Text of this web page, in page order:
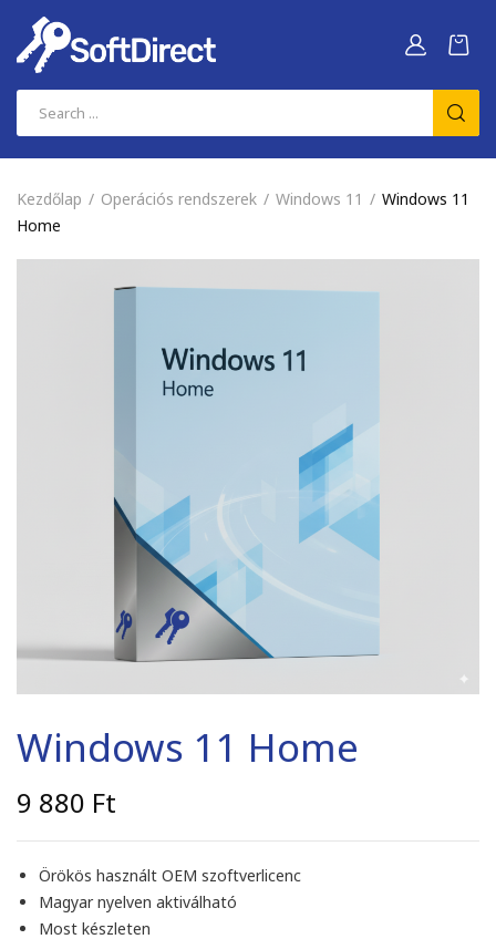
Kezdőlap Operációs rendszerek Windows 11
Windows 11
Home
Windows 11 Home
9 880 Ft
Örökös használt OEM szoftverlicenc
Magyar nyelven aktiválható
Most készleten